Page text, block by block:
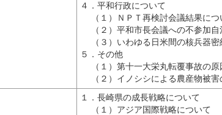
４．平和行政について
（１）ＮＰＴ再検討会議結果につ
（２）平和市長会議への不参加自
（３）いわゆる日米間の核兵器密
５．その他
（１）第十一大栄丸転覆事故の原
（２）イノシシによる農産物被害
１．長崎県の成長戦略について
（１）アジア国際戦略について